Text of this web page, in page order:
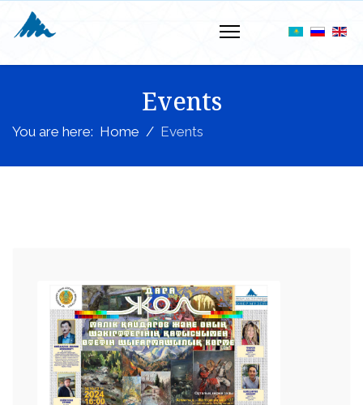
Events
You are here: Home Events